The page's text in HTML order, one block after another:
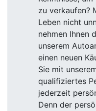
zu verkaufen?
Leben nicht
nehmen Ihnen
unserem
einen neuen
Sie mit
qualifiziertes
jederzeit
Denn der